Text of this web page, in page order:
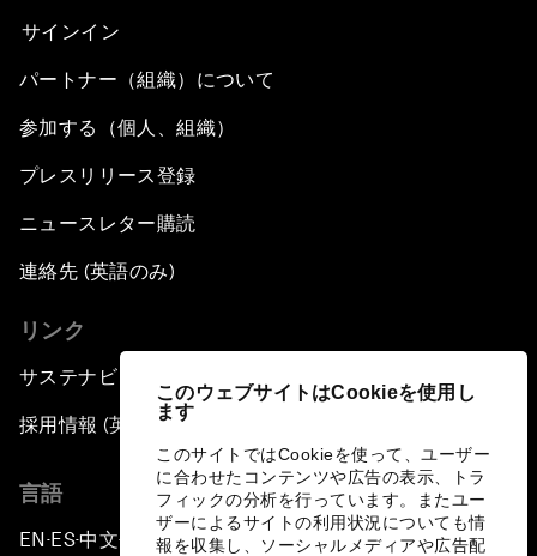
このウェブサイトはCookieを使用し
ます
このサイトではCookieを使って、ユーザー
に合わせたコンテンツや広告の表示、トラ
フィックの分析を行っています。またユー
ザーによるサイトの利用状況についても情
報を収集し、ソーシャルメディアや広告配
サインイン
パートナー（組織）について
参加する（個人、組織）
プレスリリース登録
ニュースレター購読
連絡先 (英語のみ)
リンク
サステナビリティへの取り組み
採用情報 (英語のみ)
言語
EN ▪ES▪中文▪ 日本語